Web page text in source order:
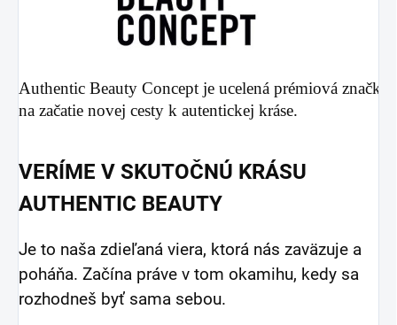
Authentic Beauty Concept je ucelená prémiová
na začatie novej cesty k autentickej kráse.
VERÍME V SKUTOČNÚ KRÁSU
AUTHENTIC BEAUTY
Je to naša zdieľaná viera, ktorá nás zaväzuje a
poháňa. Začína práve v tom okamihu, kedy sa
rozhodneš byť sama sebou.